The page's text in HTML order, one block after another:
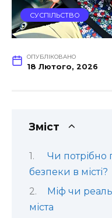
СУСПІЛЬСТВО
ОПУБЛІКОВАНО
18 Лютого, 2026
Зміст
Чи потрібно
безпеки в місті?
Міф чи
міста